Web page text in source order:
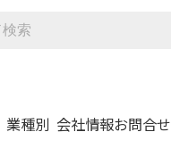
業種別 会社情報お問合せ